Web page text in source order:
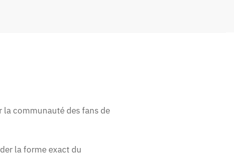
communauté des fans de
la forme exact du